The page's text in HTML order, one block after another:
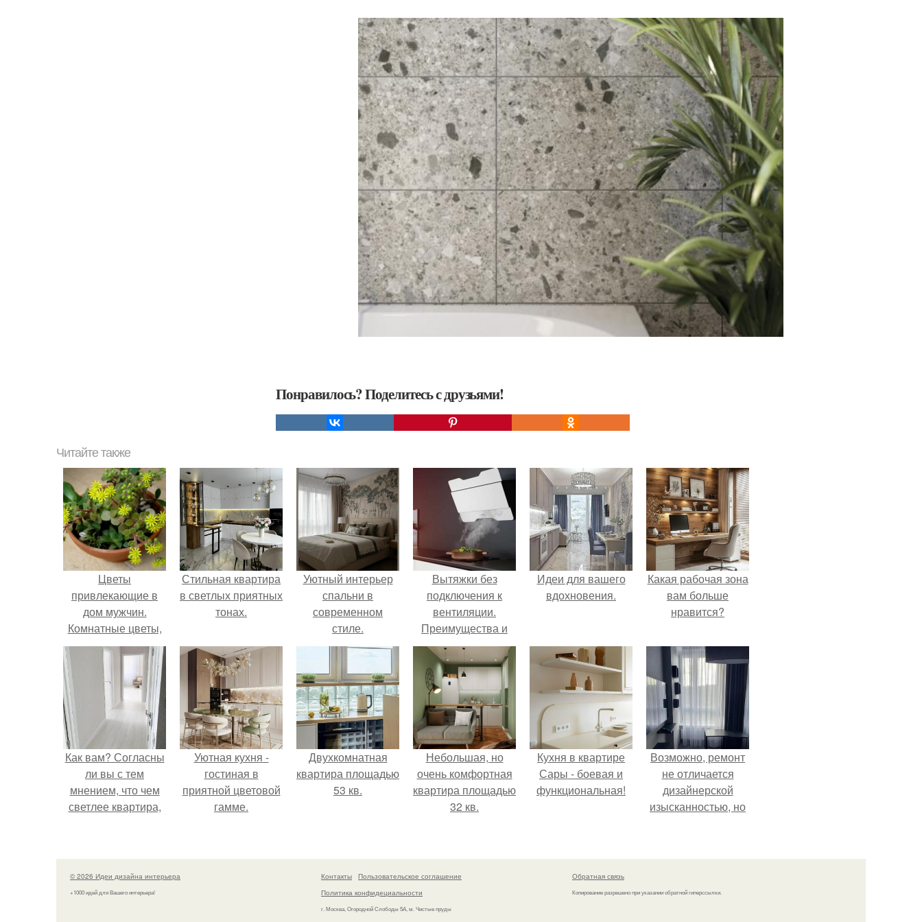
Понравилось? Поделитесь с друзьями!
Читайте также
Цветы
привлекающие в
дом мужчин.
Комнатные цветы,
притягивающие в
дом мужчин, они
обладают мощной
любовной
энергетикой
Стильная квартира
в светлых приятных
тонах.
Уютный интерьер
спальни в
современном
стиле.
Вытяжки без
подключения к
вентиляции.
Преимущества и
недостатки
вытяжек без отвода
в вентиляцию
Идеи для вашего
вдохновения.
Какая рабочая зона
вам больше
нравится?
Как вам? Согласны
ли вы с тем
мнением, что чем
светлее квартира,
Уютная кухня -
гостиная в
приятной цветовой
гамме.
Двухкомнатная
квартира площадью
53 кв.
Небольшая, но
очень комфортная
квартира площадью
32 кв.
Кухня в квартире
Сары - боевая и
функциональная!
Возможно, ремонт
не отличается
дизайнерской
изысканностью, но
аккуратно, чисто и
домашнюю
© 2026 Идеи дизайна интерьера
+1000 идей для Вашего интерьера!
Контакты
Пользовательское соглашение
Политика конфидециальности
г. Москва, Огородной Слободы 5А, м. Чистые пруды
Обратная связь
Копирование разрешено при указании обратной гиперссылки.